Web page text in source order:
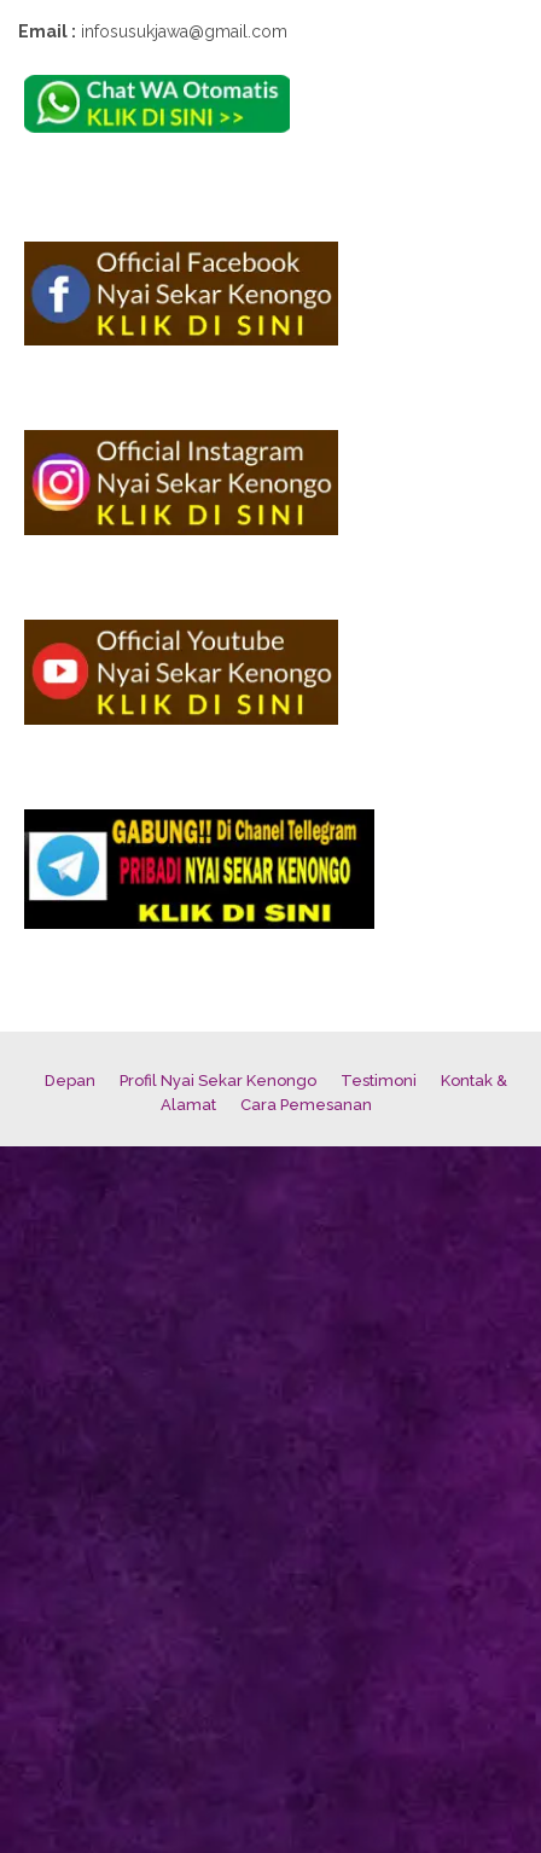
Email : infosusukjawa@gmail.com
Depan Profil Nyai Sekar Kenongo Testimoni
Kontak &
Alamat
Cara Pemesanan